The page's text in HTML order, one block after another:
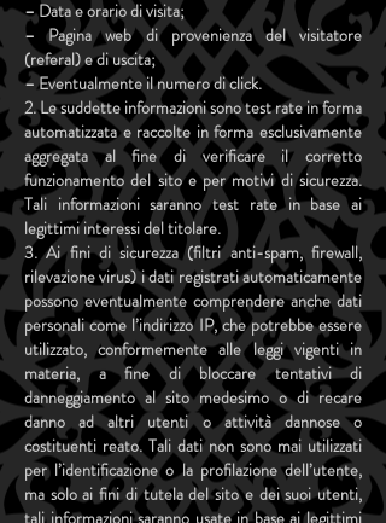
– Data e orario di visita;
– Pagina web di provenienza del visitatore
(referal) e di uscita;
– Eventualmente il numero di click.
2. Le suddette informazioni sono test rate in forma
automatizzata e raccolte in forma esclusivamente
aggregata al fine di verificare il corretto
funzionamento del sito e per motivi di sicurezza.
Tali informazioni saranno test rate in base ai
legittimi interessi del titolare.
3. Ai fini di sicurezza (filtri anti-spam, firewall,
rilevazione virus) i dati registrati automaticamente
possono eventualmente comprendere anche dati
personali come l’indirizzo IP, che potrebbe essere
utilizzato, conformemente alle leggi vigenti in
materia, a fine di bloccare tentativi di
danneggiamento al sito medesimo o di recare
danno ad altri utenti o attività dannose o
costituenti reato. Tali dati non sono mai utilizzati
per l’identificazione o la profilazione dell’utente,
ma solo ai fini di tutela del sito e dei suoi utenti,
tali informazioni saranno usate in base ai legittimi